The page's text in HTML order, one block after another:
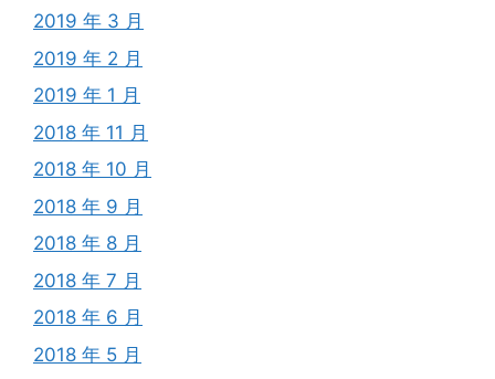
2019 年 3 月
2019 年 2 月
2019 年 1 月
2018 年 11 月
2018 年 10 月
2018 年 9 月
2018 年 8 月
2018 年 7 月
2018 年 6 月
2018 年 5 月